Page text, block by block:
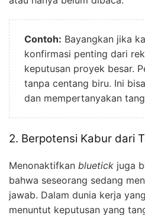
Contoh: Bayangkan jika
konfirmasi penting dari
keputusan proyek besar.
tanpa centang biru. Ini
dan mempertanyakan
2. Berpotensi Kabur dari
Menonaktifkan bluetick juga
bahwa seseorang sedang
jawab. Dalam dunia kerja
menuntut keputusan yang